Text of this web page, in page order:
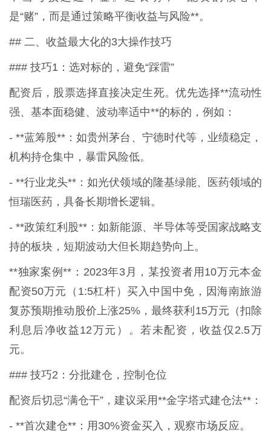
是“赌”，而是通过策略平衡收益与风险**。
## 二、收益最大化的3大操作技巧
### 技巧1：选对标的，避免“踩雷”
配资后，股票选择直接决定生死。优先选择**流动性
强、基本面稳健、波动率适中**的标的，例如：
- **蓝筹股**：如贵州茅台、宁德时代等，业绩稳定，
机构持仓集中，暴雷风险低。
- **行业龙头**：如光伏领域的隆基绿能、医药领域的
恒瑞医药，具备长期增长逻辑。
- **政策红利股**：如新能源、半导体等受国家战略支
持的板块，短期波动大但长期趋势向上。
**独家案例**：2023年3月，某投资者用10万元本金
配资50万元（1:5杠杆）买入中国中免，因海南旅游
复苏预期推动股价上涨25%，最终获利15万元（扣除
利息后净收益12万元）。若未配资，收益仅2.5万
元。
### 技巧2：分批建仓，控制仓位
配资后切忌“满仓干”，建议采用**金字塔式建仓法**：
- **首次建仓**：用30%资金买入，观察市场反应。